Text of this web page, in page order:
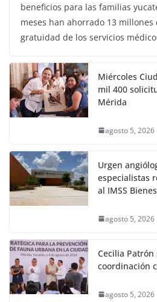
beneficios para las familias
meses han ahorrado 13 millones
gratuidad de los servicios
Miércoles
mil 400
Mérida
agosto 5, 2026
Urgen
especialistas
al IMSS
agosto 5, 2026
Cecilia
coordinación
agosto 5, 2026